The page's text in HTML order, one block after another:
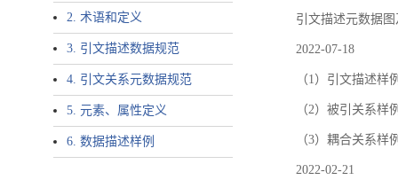
2. 术语和定义
3. 引文描述数据规范
4. 引文关系元数据规范
5. 元素、属性定义
6. 数据描述样例
引文描述元数据
2022-07-18
（1）引文描述样
（2）被引关系
（3）耦合关系
2022-02-21